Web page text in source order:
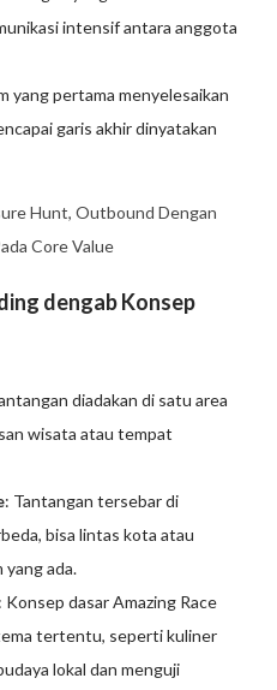
intensif antara anggota
yang pertama menyelesaikan
garis akhir dinyatakan
Hunt, Outbound Dengan
Core Value
dengab Konsep
diadakan di satu area
wisata atau tempat
: Tantangan tersebar di
bisa lintas kota atau
yang ada.
: Konsep dasar Amazing Race
tertentu, seperti kuliner
lokal dan menguji